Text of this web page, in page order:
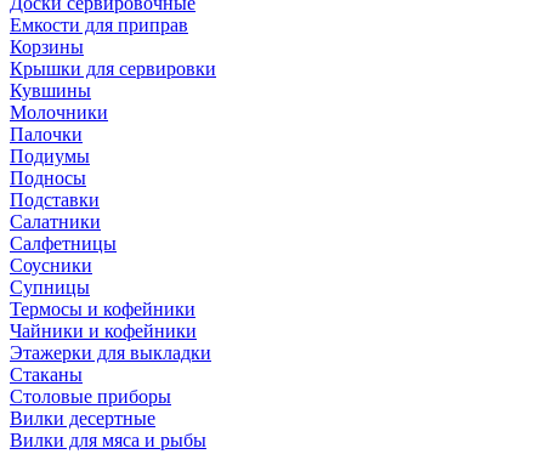
Емкости для приправ
Корзины
Крышки для сервировки
Кувшины
Молочники
Палочки
Подиумы
Подносы
Подставки
Салатники
Салфетницы
Соусники
Супницы
Термосы и кофейники
Чайники и кофейники
Этажерки для выкладки
Стаканы
Столовые приборы
Вилки десертные
Вилки для мяса и рыбы